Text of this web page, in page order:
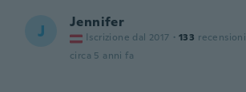
J Jennifer
Iscrizione dal 2017 · 133 recensioni
circa 5 anni fa